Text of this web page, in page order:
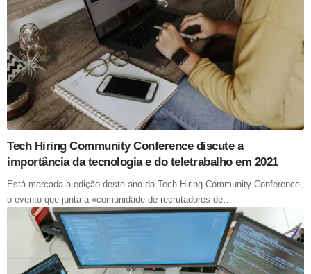
Tech Hiring Community Conference discute a
importância da tecnologia e do teletrabalho em 2021
Está marcada a edição deste ano da Tech Hiring Community Conference,
o evento que junta a «comunidade de recrutadores de…